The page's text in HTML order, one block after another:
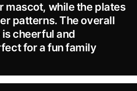
mascot, while the plates
patterns. The overall
cheerful and
for a fun family